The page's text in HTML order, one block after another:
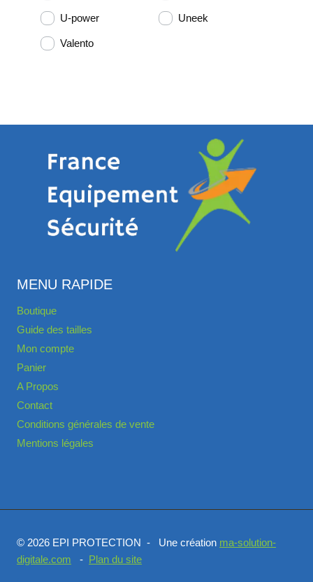
U-power Uneek
Valento
MENU RAPIDE
Boutique
Guide des tailles
Mon compte
Panier
A Propos
Contact
Conditions générales de vente
Mentions légales
© 2026 EPI PROTECTION - Une création ma-solution-
digitale.com - Plan du site